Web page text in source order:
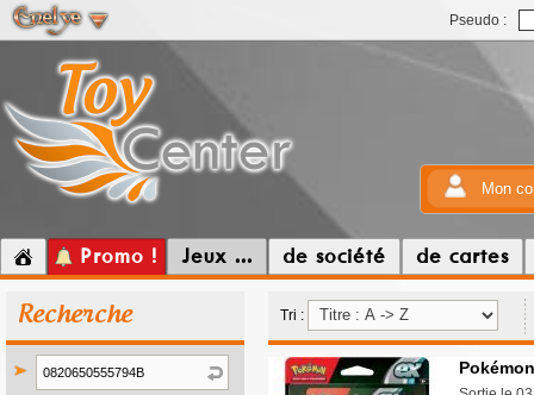
Pseudo :
Mon
Promo ! Jeux ... de société de cartes
Recherche Tri :